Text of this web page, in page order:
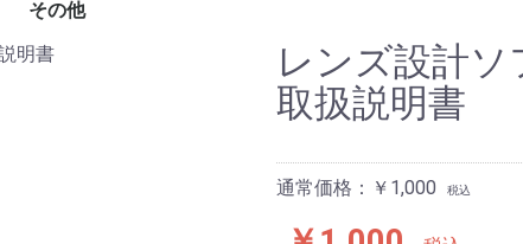
点滴クリップ
その他
レンズ設計
取扱説明書
通常価格：￥1,000 税込